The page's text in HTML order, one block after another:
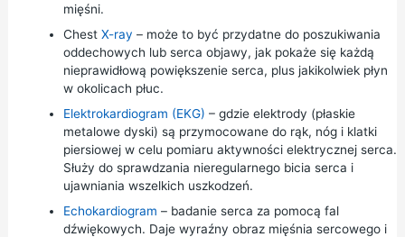
mięśni.
Chest X-ray – może to być przydatne do poszukiwania
oddechowych lub serca objawy, jak pokaże się każdą
nieprawidłową powiększenie serca, plus jakikolwiek płyn
w okolicach płuc.
Elektrokardiogram (EKG) – gdzie elektrody (płaskie
metalowe dyski) są przymocowane do rąk, nóg i klatki
piersiowej w celu pomiaru aktywności elektrycznej serca.
Służy do sprawdzania nieregularnego bicia serca i
ujawniania wszelkich uszkodzeń.
Echokardiogram – badanie serca za pomocą fal
dźwiękowych. Daje wyraźny obraz mięśnia sercowego i